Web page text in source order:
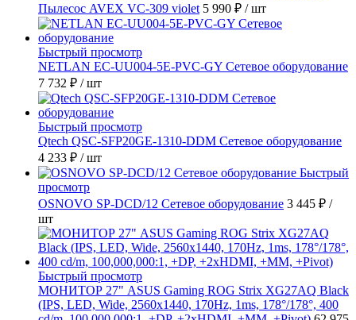
Пылесос AVEX VC-309 violet 5 990 ₽ / шт
Быстрый просмотр
NETLAN EC-UU004-5E-PVC-GY Сетевое оборудование
7 732 ₽ / шт
Быстрый просмотр
Qtech QSC-SFP20GE-1310-DDM Сетевое оборудование
4 233 ₽ / шт
Быстрый
просмотр
OSNOVO SP-DCD/12 Сетевое оборудование 3 445 ₽ /
шт
Быстрый просмотр
МОНИТОР 27" ASUS Gaming ROG Strix XG27AQ Black
(IPS, LED, Wide, 2560x1440, 170Hz, 1ms, 178°/178°, 400